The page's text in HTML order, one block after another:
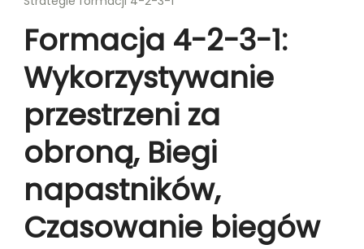
Formacja 4-2-3-1:
Wykorzystywanie
przestrzeni za
obroną, Biegi
napastników,
Czasowanie biegów